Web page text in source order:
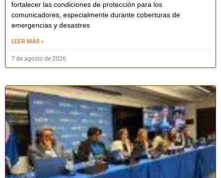
fortalecer las condiciones de protección para los
comunicadores, especialmente durante coberturas de
emergencias y desastres
LEER MÁS »
7 de agosto de 2026